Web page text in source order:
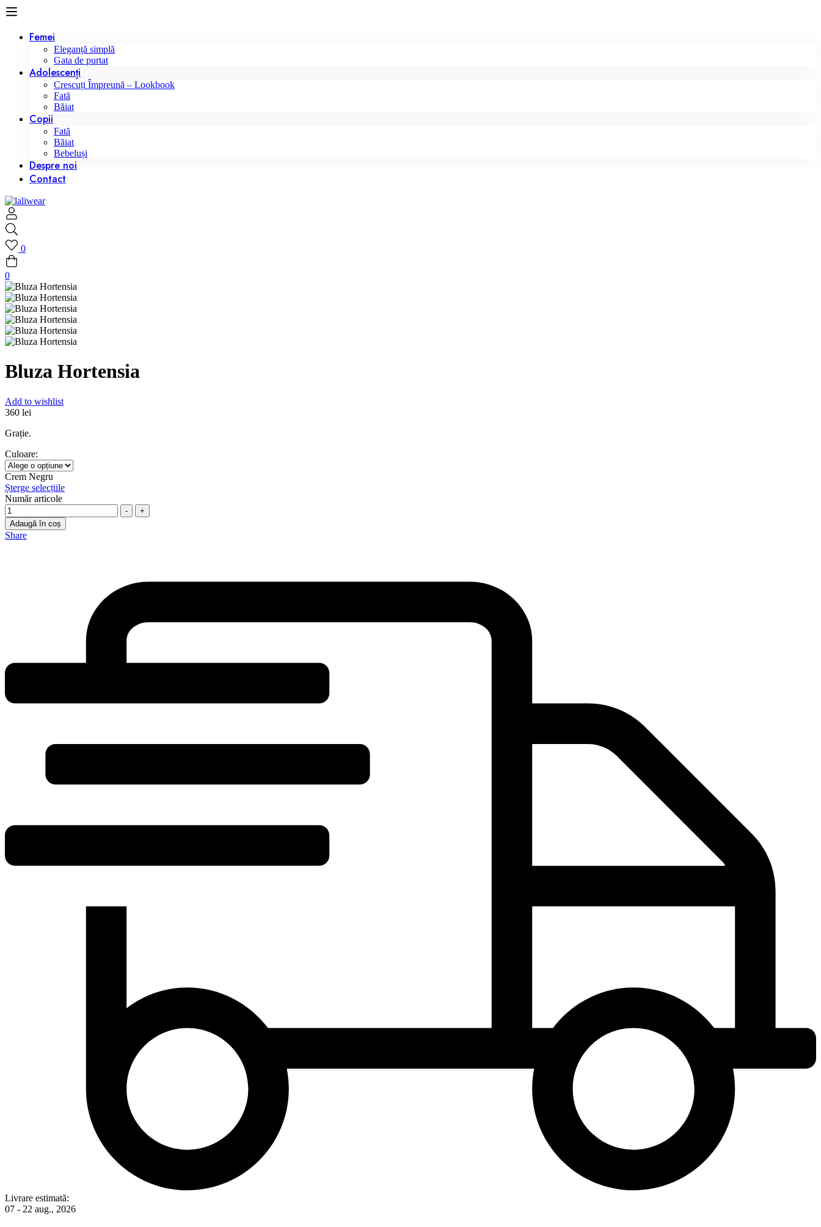
Femei
Eleganță simplă
Gata de purtat
Adolescenți
Crescuți Împreună – Lookbook
Fată
Băiat
Copii
Fată
Băiat
Bebeluși
Despre noi
Contact
0
0
Bluza Hortensia
Add to wishlist
360 lei
Grație.
Culoare:
Crem Negru
Șterge selecțiile
Număr articole
-
+
Adaugă în coș
Share
Livrare estimată:
07 - 22 aug., 2026